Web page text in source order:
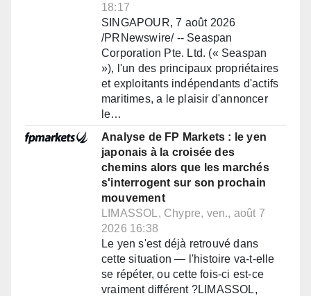
18:17
SINGAPOUR, 7 août 2026
/PRNewswire/ -- Seaspan
Corporation Pte. Ltd. (« Seaspan
»), l'un des principaux propriétaires
et exploitants indépendants d'actifs
maritimes, a le plaisir d'annoncer
le…
Analyse de FP Markets : le yen
japonais à la croisée des
chemins alors que les marchés
s'interrogent sur son prochain
mouvement
LIMASSOL, Chypre, ven., août 7
2026 16:38
Le yen s'est déjà retrouvé dans
cette situation — l'histoire va-t-elle
se répéter, ou cette fois-ci est-ce
vraiment différent ?LIMASSOL,